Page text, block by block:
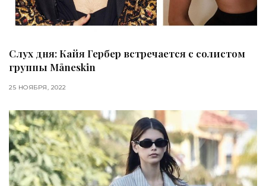
Слух дня: Кайя Гербер встречается с солистом
группы Måneskin
25 НОЯБРЯ, 2022